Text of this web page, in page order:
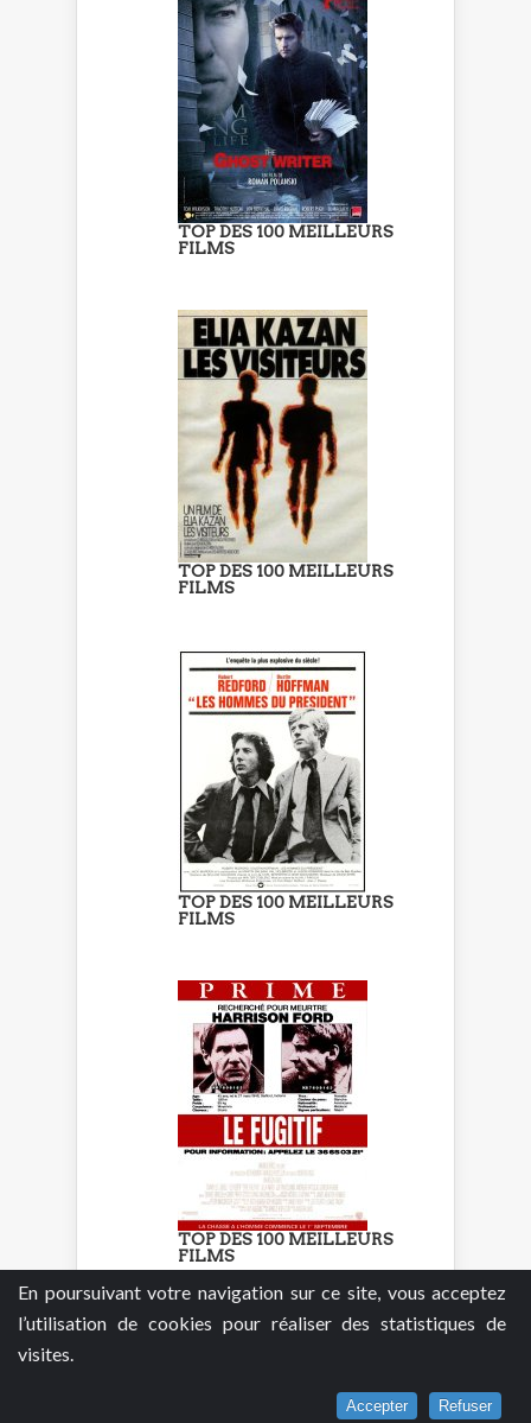
En poursuivant votre navigation sur ce site, vous acceptez
l’utilisation de cookies pour réaliser des statistiques de
visites.
Accepter Refuser
TOP DES 100 MEILLEURS
FILMS
TOP DES 100 MEILLEURS
FILMS
TOP DES 100 MEILLEURS
FILMS
TOP DES 100 MEILLEURS
FILMS